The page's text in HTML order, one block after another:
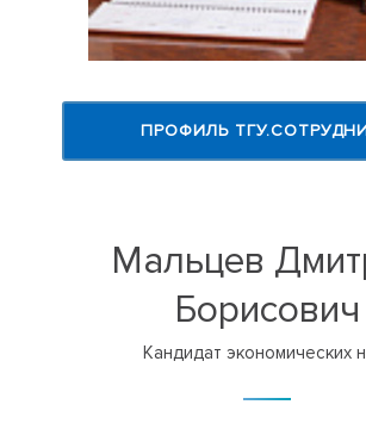
ПРОФИЛЬ
Мальцев
Борисович
Кандидат экономических